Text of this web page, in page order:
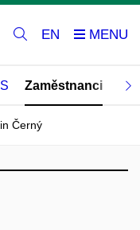
EN
Zaměstnanci
Černý